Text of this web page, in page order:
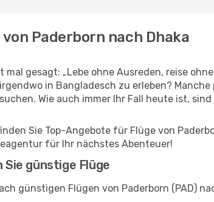
von Paderborn nach Dhaka
mal gesagt: „Lebe ohne Ausreden, reise
in Bangladesch zu erleben?
Wie auch immer Ihr Fall heute ist,
Sie Top-Angebote für Flüge von
für Ihr nächstes Abenteuer!
Sie günstige Flüge
günstigen Flügen von Paderborn (PAD)